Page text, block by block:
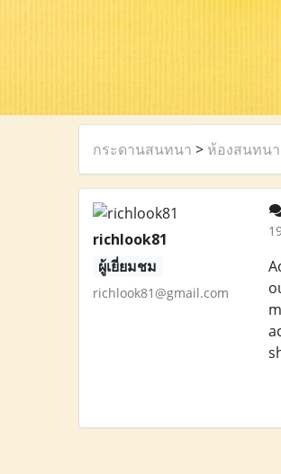
กระดานสนทนา > ห้องสนทนา
richlook81
ผู้เยี่ยมชม
richlook81@gmail.com